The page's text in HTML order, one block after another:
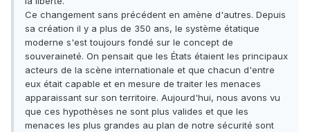
Ce changement sans précédent en amène d'autres. Depuis
sa création il y a plus de 350 ans, le système étatique
moderne s'est toujours fondé sur le concept de
souveraineté. On pensait que les États étaient les principaux
acteurs de la scène internationale et que chacun d'entre
eux était capable et en mesure de traiter les menaces
apparaissant sur son territoire. Aujourd'hui, nous avons vu
que ces hypothèses ne sont plus valides et que les
menaces les plus grandes au plan de notre sécurité sont